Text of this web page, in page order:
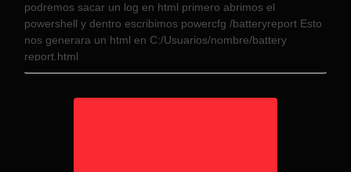
podremos sacar un log en html primero abrimos el
powershell y dentro escribimos powercfg /batteryreport Esto
nos generara un html en C:/Usuarios/nombre/battery
report.html